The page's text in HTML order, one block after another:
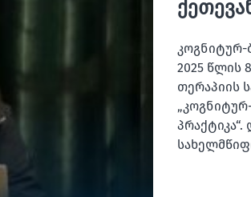
კოგნიტურ-
2025 წლის
თერაპიის